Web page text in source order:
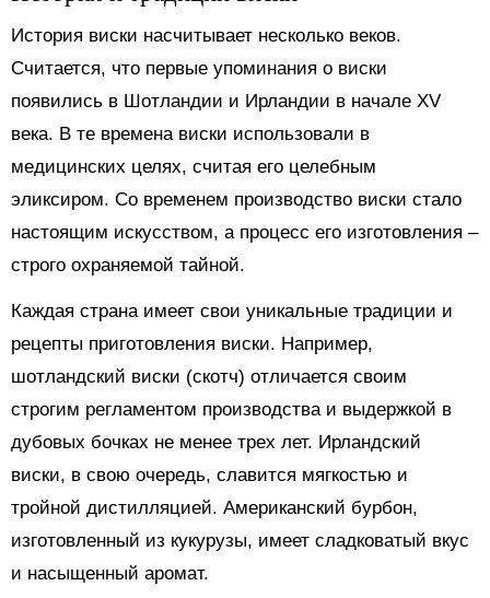
История виски насчитывает несколько веков.
Считается, что первые упоминания о виски
появились в Шотландии и Ирландии в начале XV
века. В те времена виски использовали в
медицинских целях, считая его целебным
эликсиром. Со временем производство виски стало
настоящим искусством, а процесс его изготовления –
строго охраняемой тайной.
Каждая страна имеет свои уникальные традиции и
рецепты приготовления виски. Например,
шотландский виски (скотч) отличается своим
строгим регламентом производства и выдержкой в
дубовых бочках не менее трех лет. Ирландский
виски, в свою очередь, славится мягкостью и
тройной дистилляцией. Американский бурбон,
изготовленный из кукурузы, имеет сладковатый вкус
и насыщенный аромат.